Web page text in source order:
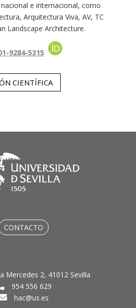
e internacional, como
Arquitectura Viva, AV, TC
Landscape Architecture.
9284-5315
CIENTÍFICA
CONTACTO
Mercedes 2, 41012 Sevilla
954 556 629
hac@us.es